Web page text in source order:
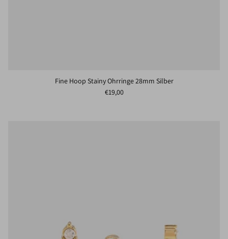
Fine Hoop Stainy Ohrringe 28mm Silber
Normaler Preis
€19,00